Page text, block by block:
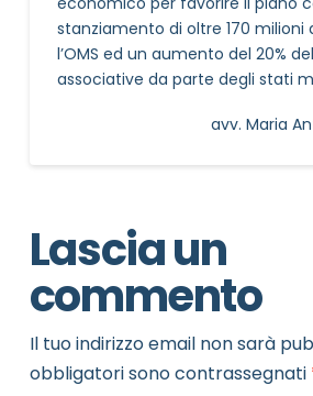
stanziamento di oltre 170 milioni
l’OMS ed un aumento del 20%
associative da parte degli stati
avv. Maria
Lascia un
commento
Il tuo indirizzo email non sarà
obbligatori sono contrassegnati